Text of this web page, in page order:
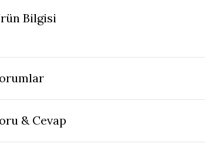
Bilgisi
& Cevap